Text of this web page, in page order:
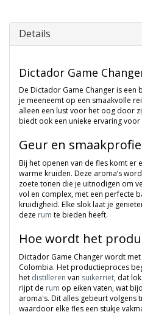
Details
Dictador Game
De Dictador Game Changer is een
je meeneemt op een smaakvolle
alleen een lust voor het oog door
biedt ook een unieke ervaring
Geur en
Bij het openen van de fles komt er
warme kruiden. Deze aroma’s
zoete tonen die je uitnodigen om
vol en complex, met een perfecte
kruidigheid. Elke slok laat je
deze rum te bieden heeft.
Hoe wordt het
Dictador Game Changer wordt
Colombia. Het productieproces
het distilleren van suikerriet, dat
rijpt de rum op eiken vaten, wat
aroma's. Dit alles gebeurt volgens
waardoor elke fles een stukje